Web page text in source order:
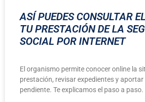
ASÍ PUEDES CONSULTAR
TU PRESTACIÓN DE LA
SOCIAL POR INTERNET
El organismo permite conocer online la
prestación, revisar expedientes y
pendiente. Te explicamos el paso a paso.